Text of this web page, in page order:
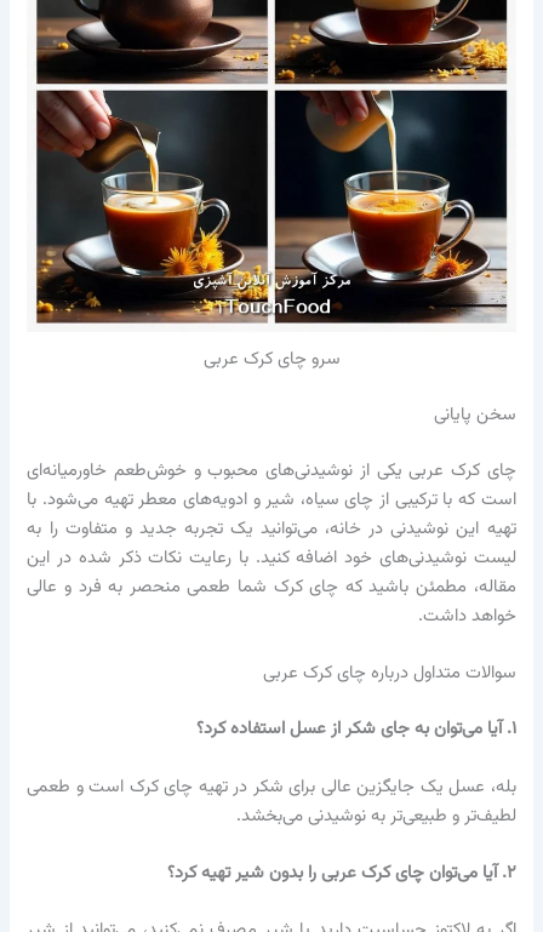
سرو چای کرک عربی
سخن پایانی
چای کرک عربی یکی از نوشیدنی‌های محبوب و خوش‌طعم خاورمیانه‌ای
است که با ترکیبی از چای سیاه، شیر و ادویه‌های معطر تهیه می‌شود. با
تهیه این نوشیدنی در خانه، می‌توانید یک تجربه جدید و متفاوت را به
لیست نوشیدنی‌های خود اضافه کنید. با رعایت نکات ذکر شده در این
مقاله، مطمئن باشید که چای کرک شما طعمی منحصر به فرد و عالی
خواهد داشت.
سوالات متداول درباره چای کرک عربی
۱. آیا می‌توان به جای شکر از عسل استفاده کرد؟
بله، عسل یک جایگزین عالی برای شکر در تهیه چای کرک است و طعمی
لطیف‌تر و طبیعی‌تر به نوشیدنی می‌بخشد.
۲. آیا می‌توان چای کرک عربی را بدون شیر تهیه کرد؟